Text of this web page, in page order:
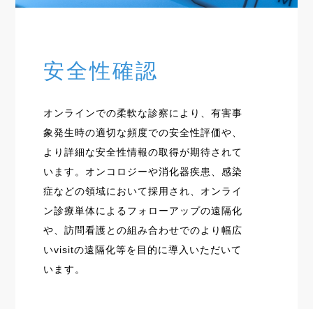
安全性確認
オンラインでの柔軟な診察により、有害事
象発生時の適切な頻度での安全性評価や、
より詳細な安全性情報の取得が期待されて
います。オンコロジーや消化器疾患、感染
症などの領域において採用され、オンライ
ン診療単体によるフォローアップの遠隔化
や、訪問看護との組み合わせでのより幅広
いvisitの遠隔化等を目的に導入いただいて
います。